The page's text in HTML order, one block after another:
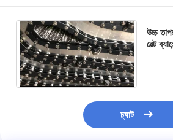
উচ্চ
বেল্ট
চ্যাট